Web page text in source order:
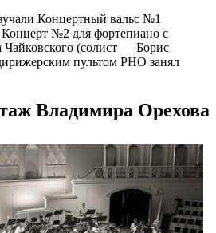
Концертный вальс №1
Концерт №2 для фортепиано с
(солист — Борис
пультом РНО занял
Владимира Орехова